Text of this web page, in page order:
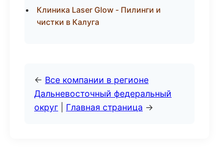
Клиника Laser Glow - Пилинги и
чистки в Калуга
← Все компании в регионе
Дальневосточный федеральный
округ
Главная страница →